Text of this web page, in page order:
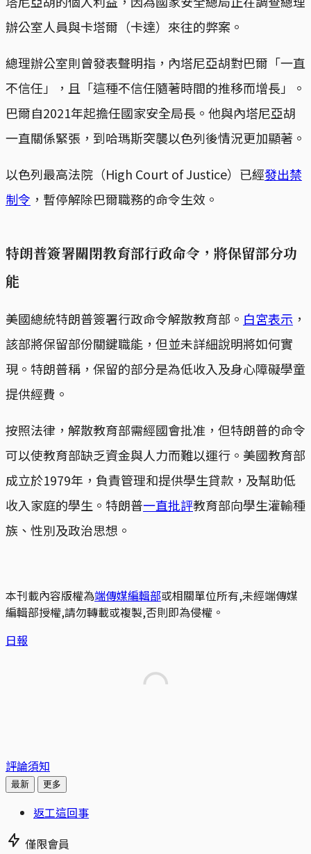
辦公室人員與卡塔爾（卡達）來往的弊案。
總理辦公室則曾發表聲明指，內塔尼亞胡對巴爾「一直
不信任」，且「這種不信任隨著時間的推移而增長」。
巴爾自2021年起擔任國家安全局長。他與內塔尼亞胡
一直關係緊張，到哈瑪斯突襲以色列後情況更加顯著。
以色列最高法院（High Court of Justice）已經發出禁
制令 ，暫停解除巴爾職務的命令生效。
特朗普簽署關閉教育部行政命令，將保留部分功
能
美國總統特朗普簽署行政命令解散教育部。 白宮表示 ，
該部將保留部份關鍵職能，但並未詳細說明將如何實
現。特朗普稱，保留的部分是為低收入及身心障礙學童
提供經費。
按照法律，解散教育部需經國會批准，但特朗普的命令
可以使教育部缺乏資金與人力而難以運行。美國教育部
成立於1979年，負責管理和提供學生貸款，及幫助低
收入家庭的學生。特朗普一直批評教育部向學生灌輸種
族、性別及政治思想。
本刊載內容版權為端傳媒編輯部或相關單位所有,未經端傳媒
編輯部授權,請勿轉載或複製,否則即為侵權。
日報
評論須知
最新 更多
返工這回事
僅限會員